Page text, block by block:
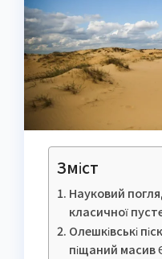
Зміст
Науковий
класичної
Олешківські
піщаний масив